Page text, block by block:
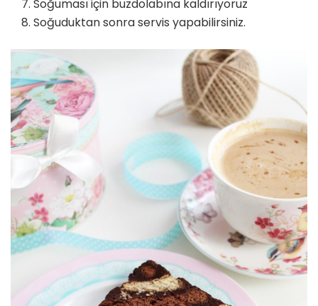
Soğuması için buzdolabına kaldırıyoruz
Soğuduktan sonra servis yapabilirsiniz.